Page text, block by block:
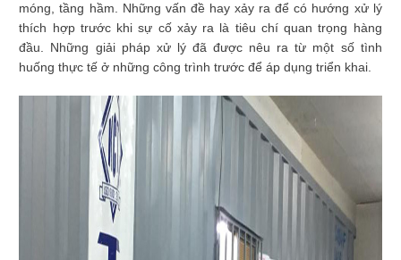
móng, tầng hầm. Những vấn đề hay xảy ra để có hướng xử lý
thích hợp trước khi sự cố xảy ra là tiêu chí quan trọng hàng
đầu. Những giải pháp xử lý đã được nêu ra từ một số tình
huống thực tế ở những công trình trước để áp dụng triển khai.